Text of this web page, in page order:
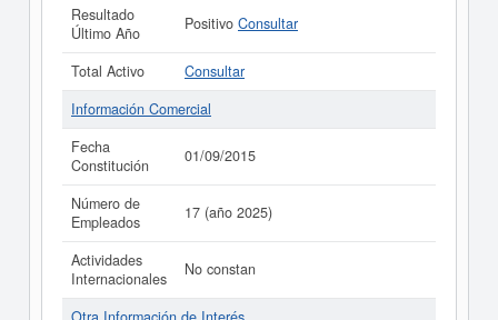
Resultado
Último Año
Positivo Consultar
Total Activo
Consultar
Información Comercial
Fecha
Constitución
01/09/2015
Número de
Empleados
17 (año 2025)
Actividades
Internacionales
No constan